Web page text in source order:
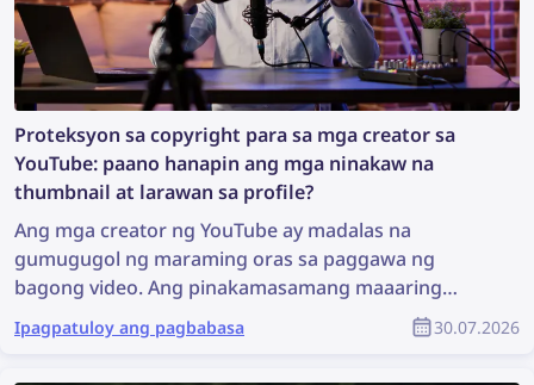
Proteksyon sa copyright para sa mga creator sa
YouTube: paano hanapin ang mga ninakaw na
thumbnail at larawan sa profile?
Ang mga creator ng YouTube ay madalas na
gumugugol ng maraming oras sa paggawa ng
bagong video. Ang pinakamasamang maaaring
mangyari ay kapag may nagnakaw ng kanilang
nilalaman, ginamit ito nang walang pahintulot, at
Ipagpatuloy ang pagbabasa 30.07.2026